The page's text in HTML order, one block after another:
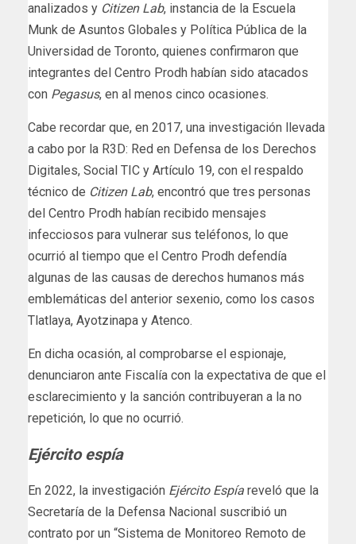
analizados y Citizen Lab, instancia de la Escuela
Munk de Asuntos Globales y Política Pública de la
Universidad de Toronto, quienes confirmaron que
integrantes del Centro Prodh habían sido atacados
con Pegasus, en al menos cinco ocasiones.
Cabe recordar que, en 2017, una investigación llevada
a cabo por la R3D: Red en Defensa de los Derechos
Digitales, Social TIC y Artículo 19, con el respaldo
técnico de Citizen Lab, encontró que tres personas
del Centro Prodh habían recibido mensajes
infecciosos para vulnerar sus teléfonos, lo que
ocurrió al tiempo que el Centro Prodh defendía
algunas de las causas de derechos humanos más
emblemáticas del anterior sexenio, como los casos
Tlatlaya, Ayotzinapa y Atenco.
En dicha ocasión, al comprobarse el espionaje,
denunciaron ante Fiscalía con la expectativa de que el
esclarecimiento y la sanción contribuyeran a la no
repetición, lo que no ocurrió.
Ejército espía
En 2022, la investigación Ejército Espía reveló que la
Secretaría de la Defensa Nacional suscribió un
contrato por un “Sistema de Monitoreo Remoto de